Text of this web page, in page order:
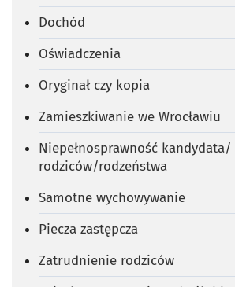
Dochód
Oświadczenia
Oryginał czy kopia
Zamieszkiwanie we Wrocławiu
Niepełnosprawność kandydata/
rodziców/rodzeństwa
Samotne wychowywanie
Piecza zastępcza
Zatrudnienie rodziców